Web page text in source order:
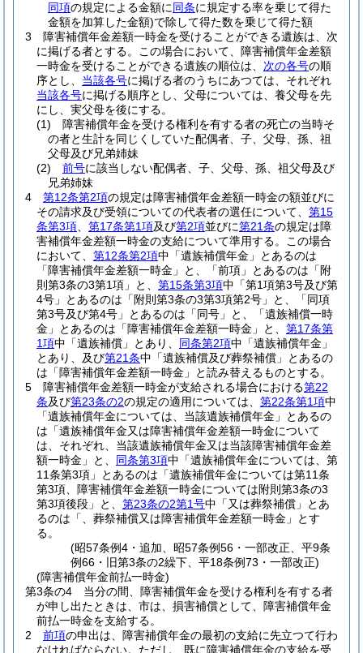
同項の規定による金額に同条に規定する率を乗じて得た
金額を加算した金額)で除して得た数を乗じて得た額
3
障害補償年金差額一時金を受けることができる遺族は、次
に掲げる者とする。
この場合において、障害補償年金差額
一時金を受けることができる遺族の順位は、 次の各号の順
序とし、 当該各号に掲げる者のうちにあつては、それぞれ
当該各号に掲げる順序とし、父母については、養父母を先
にし、実父母を後にする。
(1)
障害補償年金を受ける権利を有する者の死亡の当時そ
の者と生計を同じくしていた配偶者、子、父母、孫、祖
父母及び兄弟姉妹
(2)
前号に該当しない配偶者、子、父母、孫、祖父母及び
兄弟姉妹
4
第12条第2項の規定は障害補償年金差額一時金の額並びに
その請求及び受領についての代表者の選任について、 第15
条第3項
第17条第1項及び第2項並びに第21条の規定は障
害補償年金差額一時金の支給について準用する。
この場合
において、 第12条第2項中「遺族補償年金」とあるのは
「障害補償年金差額一時金」と、「前項」とあるのは「附
則第3条の3第1項」と、 第15条第3項中「第1項第3号及び第
4号」とあるのは「附則第3条の3第3項第2号」と、「同項
第3号及び第4号」とあるのは「同号」と、「遺族補償一時
金」とあるのは「障害補償年金差額一時金」と、 第17条第
1項中「遺族補償」とあり、 同条第2項中「遺族補償年金」
とあり、及び第21条中「遺族補償及び葬祭補償」とあるの
は「障害補償年金差額一時金」と読み替えるものとする。
5
障害補償年金差額一時金が支給される場合における第22
条及び第23条の2の規定の適用については、 第22条第1項中
「遺族補償年金については、当該遺族補償年金」とあるの
は「遺族補償年金又は障害補償年金差額一時金について
は、それぞれ、当該遺族補償年金又は当該障害補償年金差
額一時金」と、 同条第3項中「遺族補償年金については、第
11条第3項」とあるのは「遺族補償年金については第11条
第3項、障害補償年金差額一時金については附則第3条の3
第3項後段」と、 第23条の2第1号中「又は葬祭補償」とあ
るのは「、葬祭補償又は障害補償年金差額一時金」とす
る。
(昭57条例4・追加、昭57条例56・一部改正、平9条
例66・旧第3条の2繰下、平18条例73・一部改正)
(障害補償年金前払一時金)
第3条の4
当分の間、障害補償年金を受ける権利を有する者
が申し出たときは、市は、損害補償として、障害補償年金
前払一時金を支給する。
2
前項の申出は、障害補償年金の最初の支給に先立つて行わ
なければならない。 ただし、既に障害補償年金の支給を受